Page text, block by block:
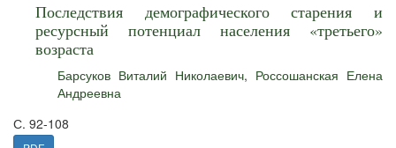
Последствия демографического старения и
ресурсный потенциал населения «третьего»
возраста
Барсуков Виталий Николаевич, Россошанская Елена
Андреевна
С. 92-108